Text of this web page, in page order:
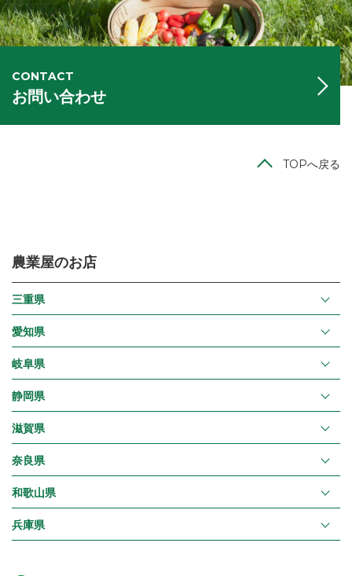
CONTACT
お問い合わせ
TOPへ戻る
農業屋のお店
三重県
愛知県
岐阜県
静岡県
滋賀県
奈良県
和歌山県
兵庫県